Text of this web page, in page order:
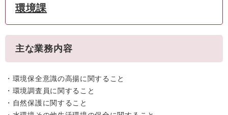
環境課
主な業務内容
・環境保全意識の高揚に関すること
・環境調査員に関すること
・自然保護に関すること